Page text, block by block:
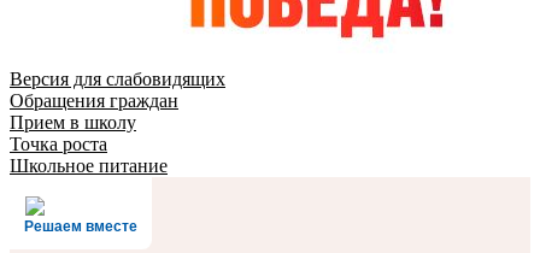
Версия для слабовидящих
Обращения граждан
Прием в школу
Точка роста
Школьное питание
Решаем вместе